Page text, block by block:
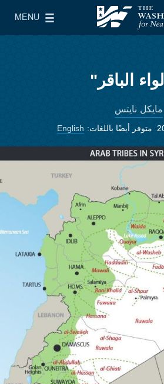
الأدنى
MENU
Main Menu
الباقر"
مايكل نايتس
متوفر أيضًا باللغات: English